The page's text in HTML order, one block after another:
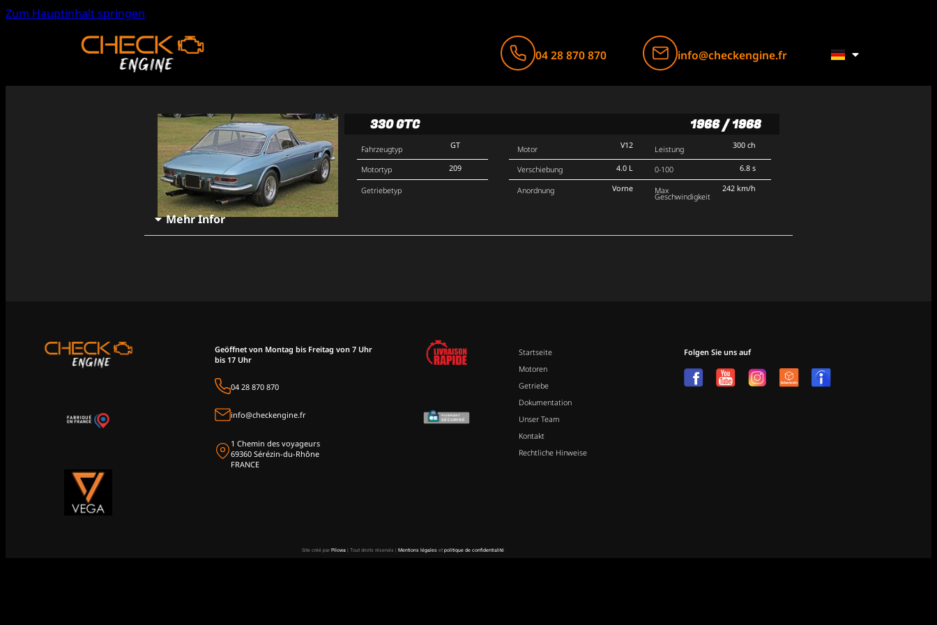
Zum Hauptinhalt springen
04 28 870 870 info@checkengine.fr
330 GTC 1966 / 1968
Fahrzeugtyp
Motortyp
Getriebetyp
GT
209
Motor
Verschiebung
Anordnung
V12
4.0 L
Vorne
Leistung
0-100
Max
Geschwindigkeit
300 ch
6.8 s
242 km/h
Mehr Infor
Geöffnet von Montag bis Freitag von 7 Uhr
bis 17 Uhr
04 28 870 870
info@checkengine.fr
1 Chemin des voyageurs
69360 Sérézin-du-Rhône
FRANCE
Startseite
Motoren
Getriebe
Dokumentation
Unser Team
Kontakt
Rechtliche Hinweise
Folgen Sie uns auf
Site créé par Pilowa | Tout droits réservés | Mentions légales et politique de confidentialité